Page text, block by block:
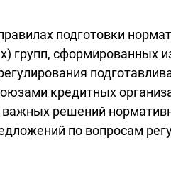
подготовки
групп, сформированных
кредитных
решений
по вопросам